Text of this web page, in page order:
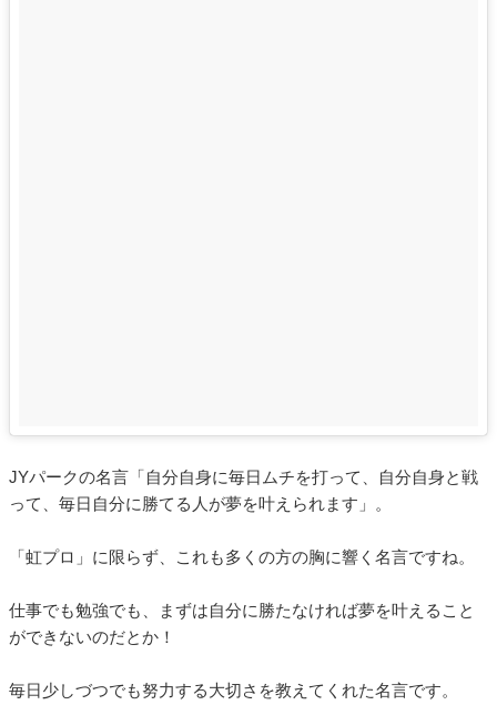
JYパークの名言「自分自身に毎日ムチを打って、自分自身と戦
って、毎日自分に勝てる人が夢を叶えられます」。
「虹プロ」に限らず、これも多くの方の胸に響く名言ですね。
仕事でも勉強でも、まずは自分に勝たなければ夢を叶えること
ができないのだとか！
毎日少しづつでも努力する大切さを教えてくれた名言です。